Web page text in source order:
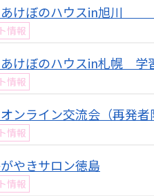
あけぼのハウスin旭川
情報
あけぼのハウスin札幌 学
情報
ンライン交流会（再発者
情報
やきサロン徳島
情報